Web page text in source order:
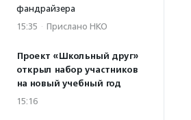
фандрайзера
15:35 · Прислано НКО
Проект «Школьный друг»
открыл набор участников
на новый учебный год
15:16